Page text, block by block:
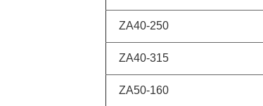
ZA40-250
ZA40-315
ZA50-160